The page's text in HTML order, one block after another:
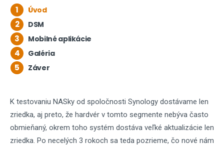
1 Úvod
2 DSM
3 Mobilné aplikácie
4 Galéria
5 Záver
K testovaniu NASky od spoločnosti Synology dostávame len
zriedka, aj preto, že hardvér v tomto segmente nebýva často
obmieňaný, okrem toho systém dostáva veľké aktualizácie len
zriedka. Po necelých 3 rokoch sa teda pozrieme, čo nové nám